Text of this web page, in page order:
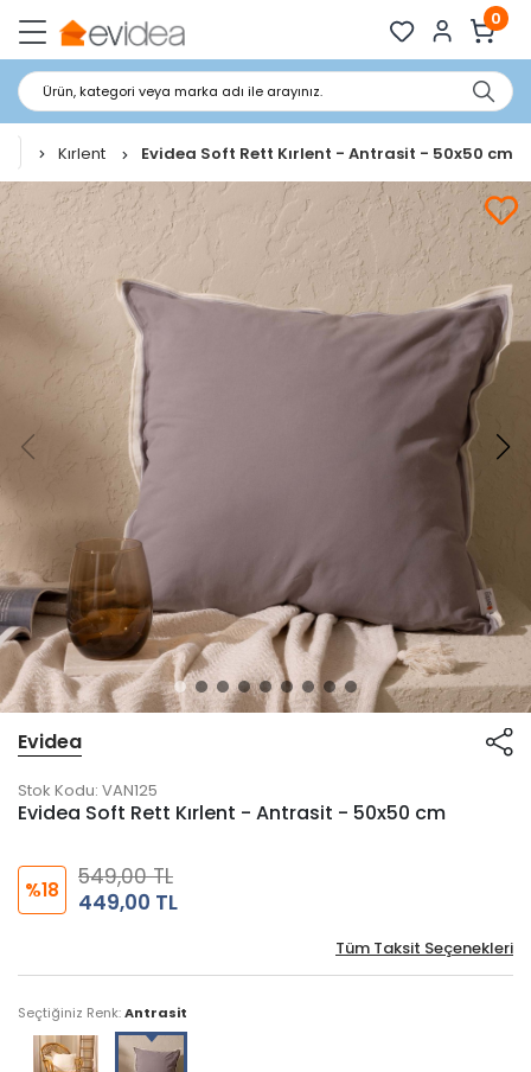
0
Ürün, kategori veya marka adı ile arayınız.
Kırlent Evidea Soft Rett Kırlent - Antrasit - 50x50 cm
Evidea
Stok Kodu: VAN125
Evidea Soft Rett Kırlent - Antrasit - 50x50 cm
%18
549,00 TL
449,00 TL
Tüm Taksit Seçenekleri
Seçtiğiniz Renk:Antrasit